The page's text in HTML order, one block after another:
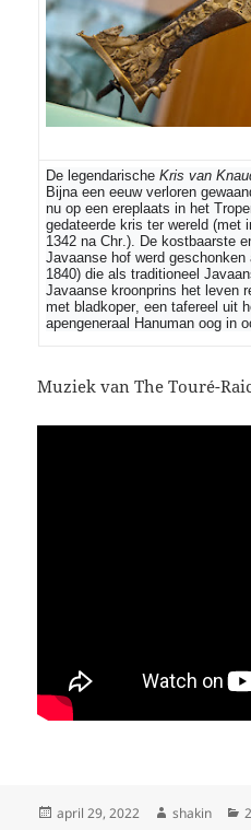
De legendarische Kris van
Bijna een eeuw verloren
nu op een ereplaats in het
gedateerde kris ter wereld (met
1342 na Chr.). De kostbaarste
Javaanse hof werd geschonken
1840) die als traditioneel
Javaanse kroonprins het leven
met bladkoper, een tafereel uit
apengeneraal Hanuman oog in
Muziek van The Touré-
Geplaatst
april 29, 2022 Auteur
shakin